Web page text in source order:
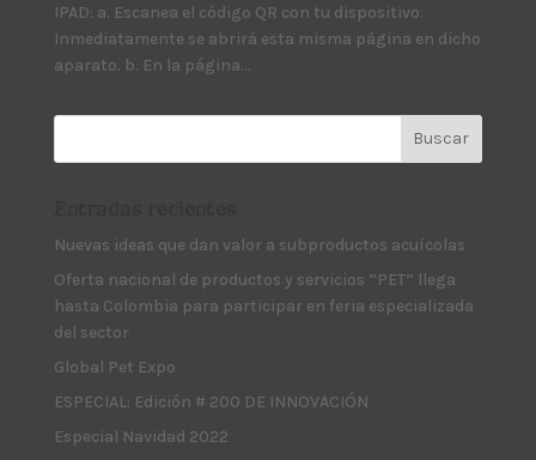
IPAD: a. Escanea el código QR con tu dispositivo.
Inmediatamente se abrirá esta misma página en dicho
aparato. b. En la página...
Nuevas ideas que dan valor a subproductos acuícolas
Oferta nacional de productos y servicios “PET” llega
hasta Colombia para participar en feria especializada
del sector
Global Pet Expo
ESPECIAL: Edición # 200 DE INNOVACIÓN
Especial Navidad 2022